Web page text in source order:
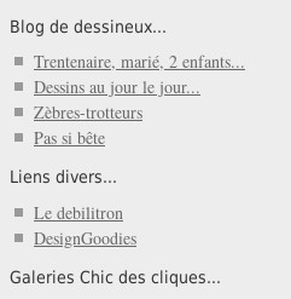
Blog de dessineux...
Trentenaire, marié, 2 enfants...
Dessins au jour le jour...
Zèbres-trotteurs
Pas si bête
Liens divers...
Le debilitron
DesignGoodies
Galeries Chic des cliques...